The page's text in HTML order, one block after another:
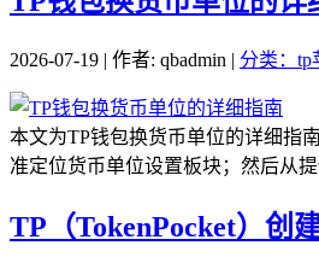
2026-07-19 | 作者: qbadmin | 分类：tp
本文为TP钱包换货币单位的详细指
准定位货币单位设置板块；然后从
TP（TokenPocket）创